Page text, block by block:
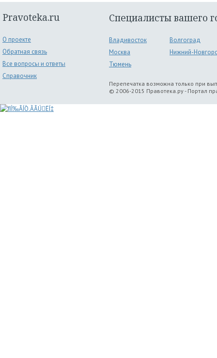
Pravoteka.ru
О проекте
Обратная связь
Все вопросы и ответы
Справочник
Специалисты вашего
Владивосток
Волгоград
Москва
Нижний-
Тюмень
Перепечатка возможна только при
© 2006-2015 Правотека.ру - Портал